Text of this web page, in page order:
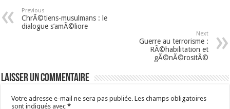
Previous
ChrÃ©tiens-musulmans : le
dialogue s’amÃ©liore
Next
Guerre au terrorisme :
RÃ©habilitation et
gÃ©nÃ©rositÃ©
Laisser un commentaire
Votre adresse e-mail ne sera pas publiée. Les champs obligatoires
sont indiqués avec*